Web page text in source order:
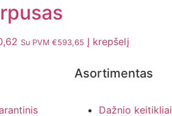
Su PVM €593,65 Į krepšelį
Asortimentas
Dažnio keitikliai